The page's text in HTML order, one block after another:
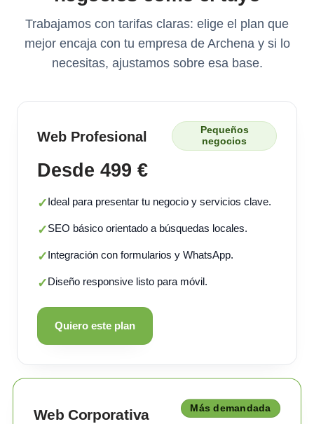
Trabajamos con tarifas claras: elige el plan que
mejor encaja con tu empresa de Archena y si lo
necesitas, ajustamos sobre esa base.
Web Profesional
Pequeños
negocios
Desde 499 €
✓Ideal para presentar tu negocio y servicios clave.
✓SEO básico orientado a búsquedas locales.
✓Integración con formularios y WhatsApp.
✓Diseño responsive listo para móvil.
Quiero este plan
Web Corporativa Más demandada